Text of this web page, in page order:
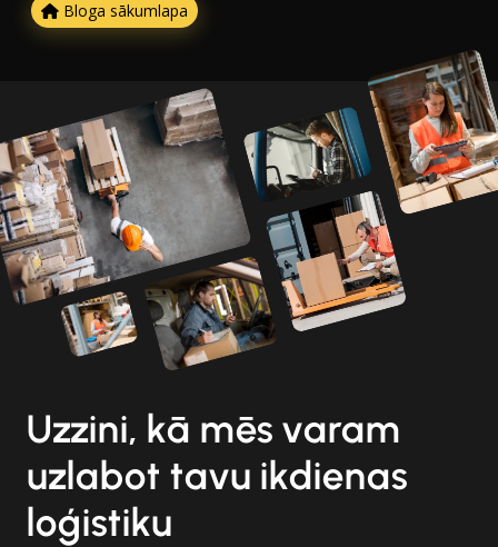
Bloga sākumlapa
Uzzini, kā mēs varam
uzlabot tavu ikdienas
loģistiku